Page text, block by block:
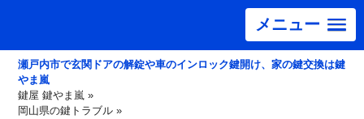
メニュー
瀬戸内市で玄関ドアの解錠や車のインロック鍵開け、家の鍵交換は鍵
やま嵐
鍵屋 鍵やま嵐 »
岡山県の鍵トラブル »